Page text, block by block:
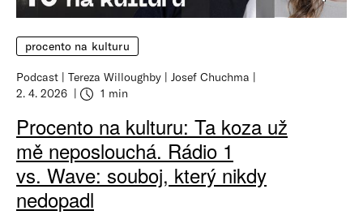
procento na kulturu
Podcast Tereza Willoughby
Josef Chuchma
2. 4. 2026
1 min
Procento na kulturu: Ta koza už
mě neposlouchá. Rádio 1
vs. Wave: souboj, který nikdy
nedopadl